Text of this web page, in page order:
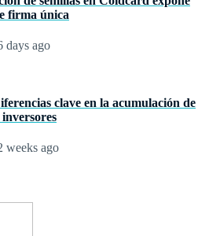
firma única
days ago
clave en la acumulación de
weeks ago